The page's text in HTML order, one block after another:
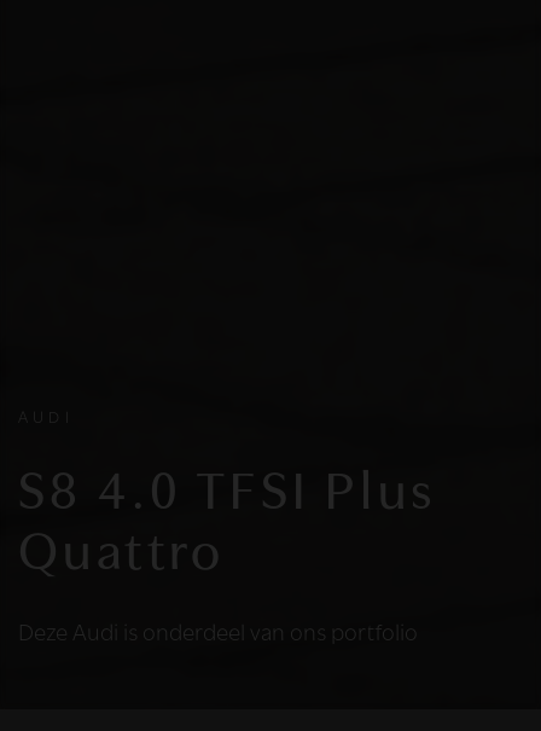
S8 4.0 TFSI Plus
Quattro
Deze Audi is onderdeel van ons portfolio